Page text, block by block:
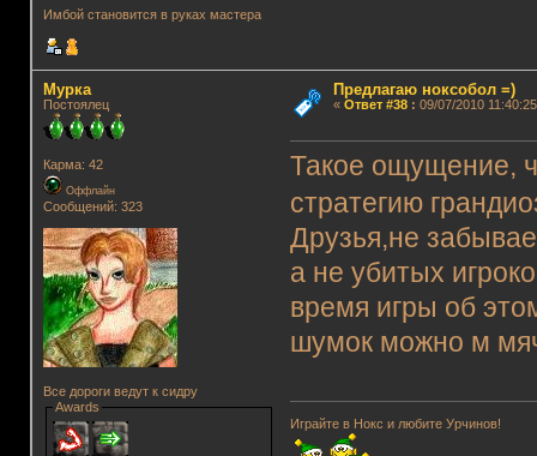
Имбой становится в руках мастера
Мурка
Постоялец
Карма: 42
Оффлайн
Сообщений: 323
Все дороги ведут к сидру
Awards
Предлагаю ноксобол =)
« Ответ #38: 09/07/2010
Такое ощущение,
стратегию
Друзья,не
а не убитых
время игры об
шумок можно м
Играйте в Нокс и любите Урчинов!